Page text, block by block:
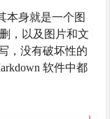
本身就是一个图
，以及图片和文
，没有破坏性的
软件中都